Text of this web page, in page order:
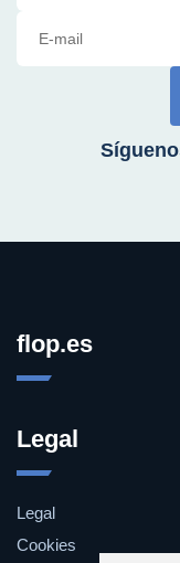
flop.es
Legal
Legal
Cookies